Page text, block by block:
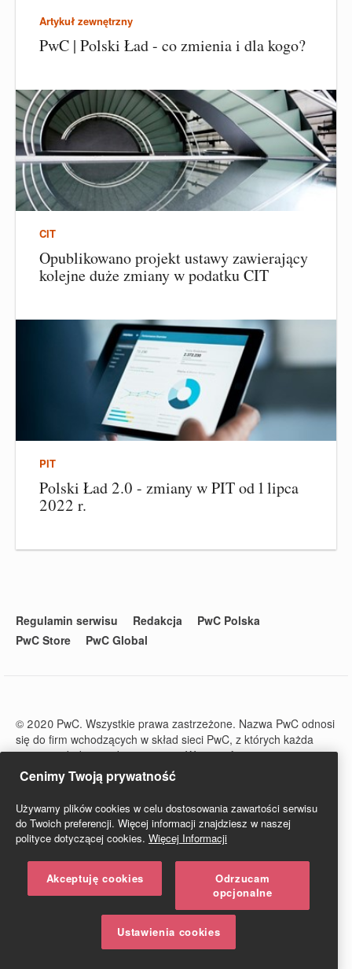
Artykuł zewnętrzny
PwC | Polski Ład - co zmienia i dla kogo?
CIT
Opublikowano projekt ustawy zawierający
kolejne duże zmiany w podatku CIT
PIT
Polski Ład 2.0 - zmiany w PIT od 1 lipca
2022 r.
Regulamin serwisu Redakcja
PwC Polska
PwC Store
PwC Global
© 2020 PwC. Wszystkie prawa zastrzeżone. Nazwa PwC odnosi
się do firm wchodzących w skład sieci PwC, z których każda
stanowi odrębny podmiot prawny. Więcej informacji na stronie
www.pwc.com/structure.
PwC Studio - Prawo i Podatki jest zarejestrowanym tytułem
prasowym o numerze ISSN 2719-6151.
Cenimy Twoją prywatność
Używamy plików cookies w celu dostosowania zawartości serwisu
do Twoich preferencji. Więcej informacji znajdziesz w naszej
polityce dotyczącej cookies. Więcej Informacji
Akceptuję cookies
Odrzucam
opcjonalne
Ustawienia cookies